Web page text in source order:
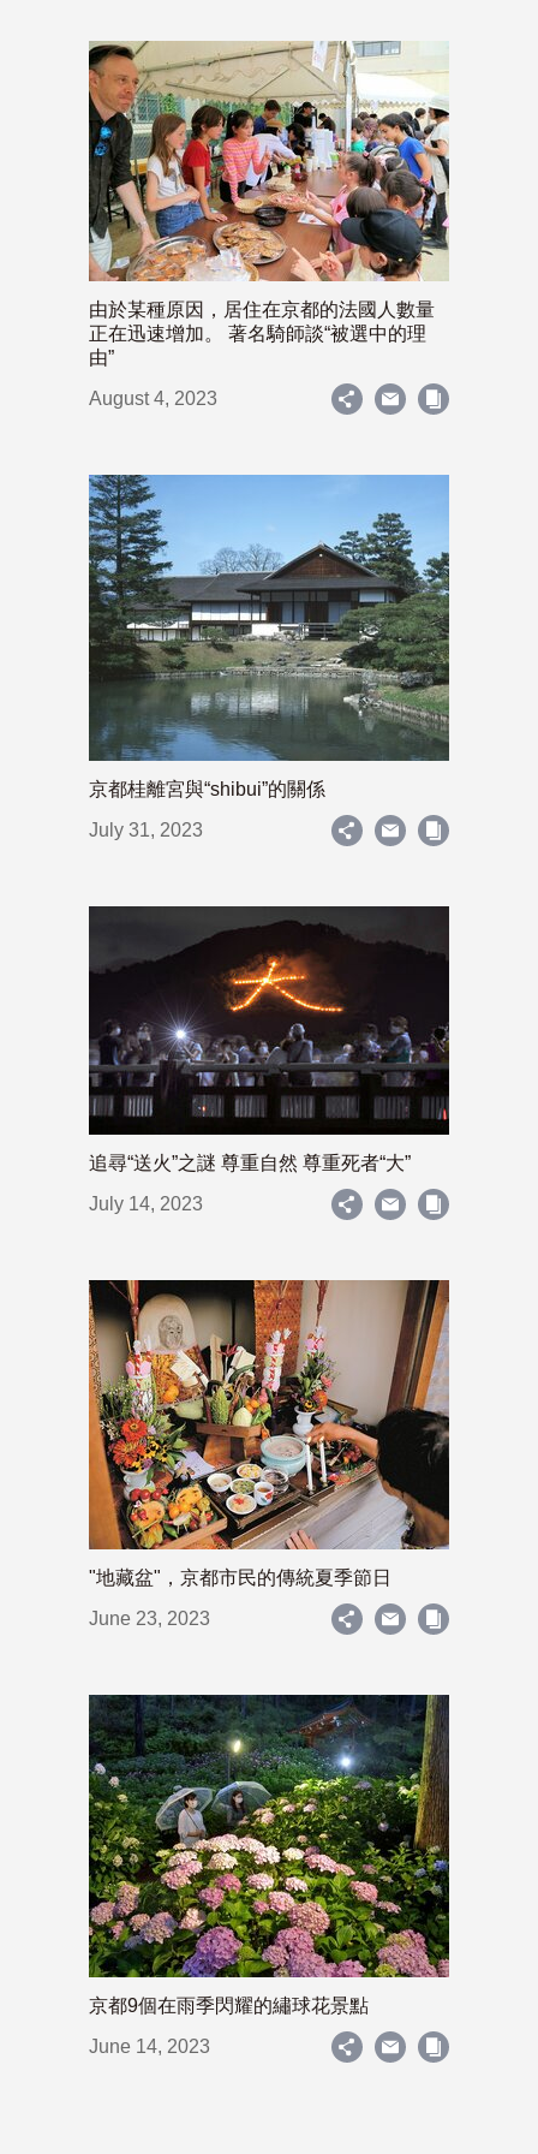
由於某種原因，居住在京都的法國人數量
正在迅速增加。 著名騎師談“被選中的理
由”
August 4, 2023
京都桂離宮與“shibui”的關係
July 31, 2023
追尋“送火”之謎 尊重自然 尊重死者“大”
July 14, 2023
"地藏盆"，京都市民的傳統夏季節日
June 23, 2023
京都9個在雨季閃耀的繡球花景點
June 14, 2023